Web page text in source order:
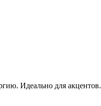
Идеально для акцентов.